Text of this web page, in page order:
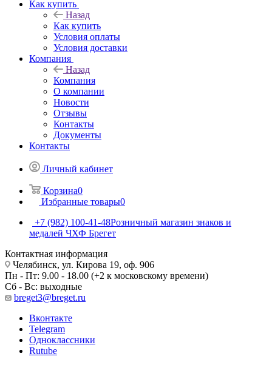
Как купить
Назад
Как купить
Условия оплаты
Условия доставки
Компания
Назад
Компания
О компании
Новости
Отзывы
Контакты
Документы
Контакты
Личный кабинет
Корзина0
Избранные товары0
+7 (982) 100-41-48Розничный магазин знаков и
медалей ЧХФ Брегет
Контактная информация
Челябинск, ул. Кирова 19, оф. 906
Пн - Пт: 9.00 - 18.00 (+2 к московскому времени)
Сб - Вс: выходные
breget3@breget.ru
Вконтакте
Telegram
Одноклассники
Rutube